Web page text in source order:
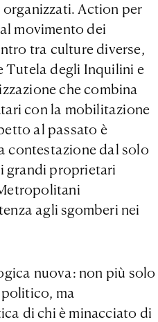
Action per
movimento dei
tra culture diverse,
Tutela degli Inquilini e
che combina
con la mobilitazione
al passato è
contestazione dal solo
grandi proprietari
agli sgomberi nei
nuova: non più solo
politico, ma
di chi è minacciato di